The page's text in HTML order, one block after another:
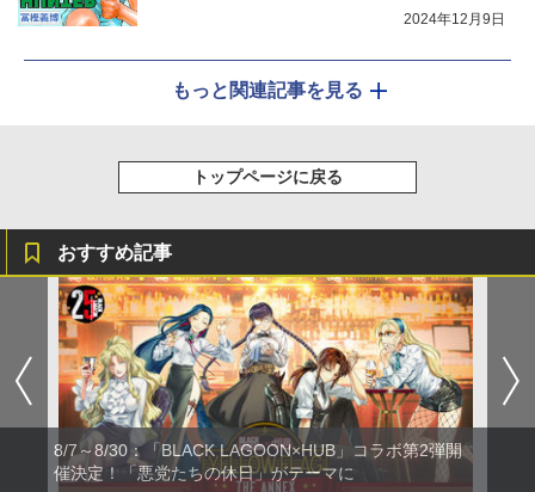
2024年12月9日
もっと関連記事を見る
トップページに戻る
おすすめ記事
8/7～8/30：「BLACK LAGOON×HUB」コラボ第2弾開
催決定！「悪党たちの休日」がテーマに